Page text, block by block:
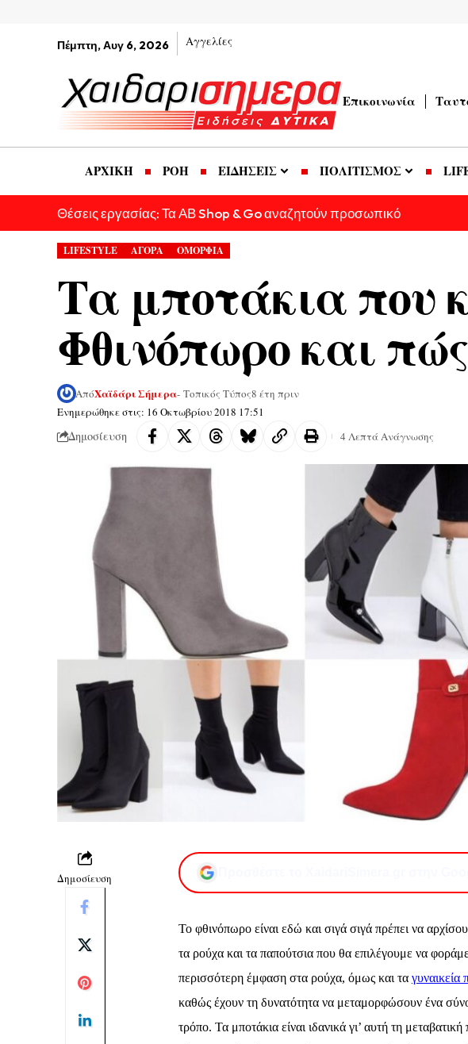
Πέμπτη, Αυγ 6, 2026 Αγγελίες
Επικοινωνία
ΑΡΧΙΚΗ ΡΟΗ ΕΙΔΗΣΕΙΣ ΠΟΛΙΤΙΣΜΟΣ
Θέσεις εργασίας: Τα ΑΒ Shop & Go αναζητούν προσωπικό
LIFESTYLE ΑΓΟΡΑ ΟΜΟΡΦΙΑ
Τα μποτάκια που
Φθινόπωρο και
Ενημερώθηκε στις: 16 Οκτωβρίου 2018 17:51
ΑπόΧαϊδάρι Σήμερα- Τοπικός Τύπος8 έτη πριν
Δημοσίευση 4 Λεπτά Ανάγνωσης
Δημοσίευση
Το φθινόπωρο είναι εδώ και σιγά σιγά πρέπει να
τα ρούχα και τα παπούτσια που θα επιλέγουμε να
περισσότερη έμφαση στα ρούχα, όμως και τα γυναικεία
καθώς έχουν τη δυνατότητα να μεταμορφώσουν ένα
τρόπο. Τα μποτάκια είναι ιδανικά γι’ αυτή τη